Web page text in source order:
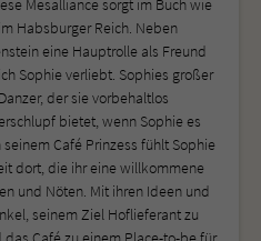
Mesalliance sorgt im Buch wie
Habsburger Reich. Neben
eine Hauptrolle als Freund
Sophie verliebt. Sophies großer
der sie vorbehaltlos
bietet, wenn Sophie es
Café Prinzess fühlt Sophie
dort, die ihr eine willkommene
und Nöten. Mit ihren Ideen und
seinem Ziel Hoflieferant zu